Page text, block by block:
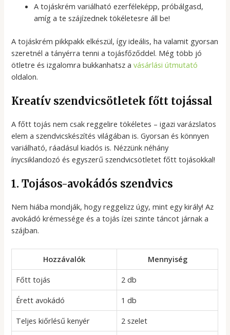
A tojáskrém variálható ezerféleképp, próbálgasd,
amíg a te szájízednek tökéletesre áll be!
A tojáskrém pikkpakk elkészül, így ideális, ha valamit gyorsan
szeretnél a tányérra tenni a tojásfőződdel. Még több jó
ötletre és izgalomra bukkanhatsz avásárlási útmutató
oldalon.
Kreatív szendvicsötletek főtt tojással
A főtt tojás nem csak reggelire tökéletes – igazi varázslatos
elem a szendvicskészítés világában is. Gyorsan és könnyen
variálható, ráadásul kiadós is. Nézzünk néhány
ínycsiklandozó és egyszerű szendvicsötletet főtt tojásokkal!
1. Tojásos-avokádós szendvics
Nem hiába mondják, hogy reggelizz úgy, mint egy király! Az
avokádó krémessége és a tojás ízei szinte táncot járnak a
szájban.
Hozzávalók
Mennyiség
Főtt tojás
2 db
Érett avokádó
1 db
Teljes kiőrlésű kenyér
2 szelet